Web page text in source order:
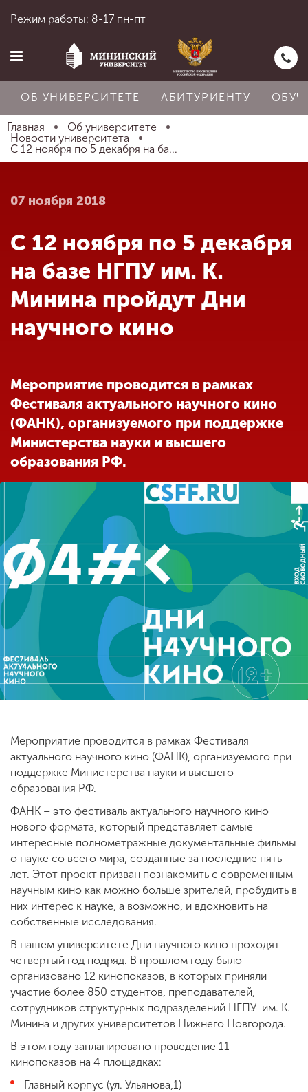
Главная
Абитуриенту
Обучение
Международная
деятельность
Другие виды
деятельности
Студенческая жизнь
Сведения об
образовательной
организации
ENG SPN CHI
комиссия
+7 (831) 262-26-20
Режим работы: 8-17 пн-пт
ОБ УНИВЕРСИТЕТЕ АБИТУРИЕНТУ
Главная
Об университете
Новости университета
С 12 ноября по 5 декабря на ба...
07 ноября 2018
С 12 ноября по 5 декабря
на базе НГПУ им. К.
Минина пройдут Дни
научного кино
Мероприятие проводится в рамках
Фестиваля актуального научного кино
(ФАНК), организуемого при поддержке
Министерства науки и высшего
образования РФ.
Мероприятие проводится в рамках Фестиваля
актуального научного кино (ФАНК), организуемого при
поддержке Министерства науки и высшего
образования РФ.
ФАНК – это фестиваль актуального научного кино
нового формата, который представляет самые
интересные полнометражные документальные фильмы
о науке со всего мира, созданные за последние пять
лет. Этот проект призван познакомить с современным
научным кино как можно больше зрителей, пробудить в
них интерес к науке, а возможно, и вдохновить на
собственные исследования.
В нашем университете Дни научного кино проходят
четвертый год подряд. В прошлом году было
организовано 12 кинопоказов, в которых приняли
участие более 850 студентов, преподавателей,
сотрудников структурных подразделений НГПУ им. К.
Минина и других университетов Нижнего Новгорода.
В этом году запланировано проведение 11
кинопоказов на 4 площадках:
Главный корпус (ул. Ульянова,1)